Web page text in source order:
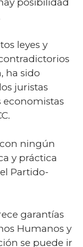
leyes y
ha sido
juristas
economistas
ningún
y práctica
Partido-
garantías
Humanos y
se puede ir